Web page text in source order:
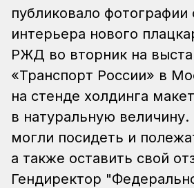
публиковало фотографии
интерьера нового
РЖД во вторник на
«Транспорт России» в
на стенде холдинга
в натуральную величину.
могли посидеть и
а также оставить свой
Гендиректор